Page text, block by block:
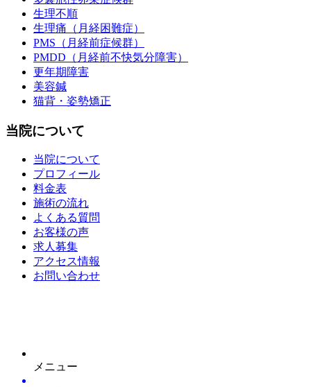
生理不順
生理痛（月経困難症）
PMS（月経前症候群）
PMDD（月経前不快気分障害）
更年期障害
美容鍼
猫背・姿勢矯正
当院について
当院について
プロフィール
料金表
施術の流れ
よくある質問
お客様の声
求人募集
アクセス情報
お問い合わせ
メニュー